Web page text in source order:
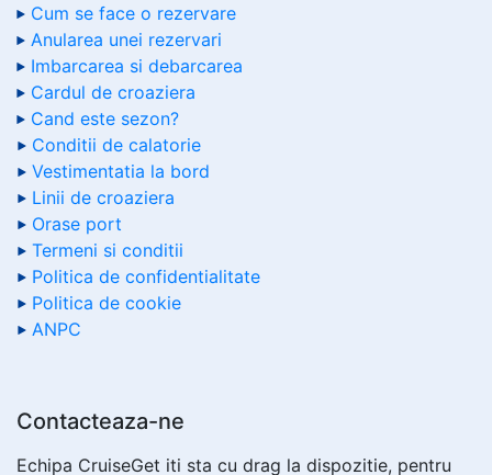
Cum se face o rezervare
Anularea unei rezervari
Imbarcarea si debarcarea
Cardul de croaziera
Cand este sezon?
Conditii de calatorie
Vestimentatia la bord
Linii de croaziera
Orase port
Termeni si conditii
Politica de confidentialitate
Politica de cookie
ANPC
Contacteaza-ne
Echipa CruiseGet iti sta cu drag la dispozitie, pentru